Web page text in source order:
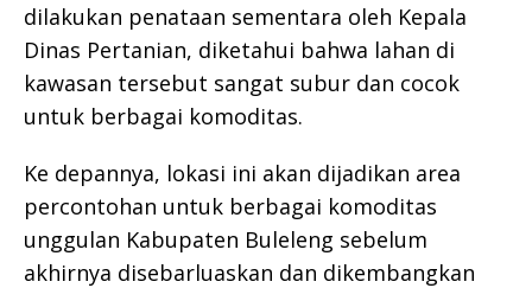
dilakukan penataan sementara oleh Kepala
Dinas Pertanian, diketahui bahwa lahan di
kawasan tersebut sangat subur dan cocok
untuk berbagai komoditas.
Ke depannya, lokasi ini akan dijadikan area
percontohan untuk berbagai komoditas
unggulan Kabupaten Buleleng sebelum
akhirnya disebarluaskan dan dikembangkan